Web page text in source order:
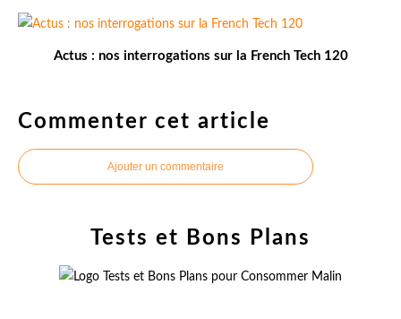
Actus : nos interrogations sur la French Tech 120
Commenter cet article
Ajouter un commentaire
Tests et Bons Plans